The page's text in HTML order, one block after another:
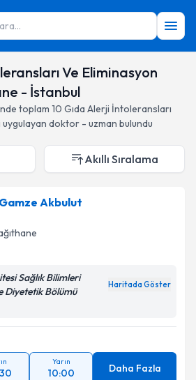
Ve Eliminasyon
- İstanbul
toplam 10 Gıda Alerji İntoleransları
uygulayan doktor - uzman bulundu
Akıllı Sıralama
Akbulut
Sağlık Bilimleri
Diyetetik Bölümü
Haritada Göster
Yarın
10:00 Daha Fazla